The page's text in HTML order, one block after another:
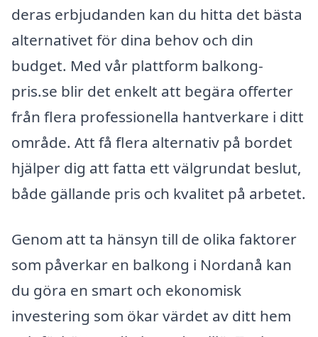
deras erbjudanden kan du hitta det bästa
alternativet för dina behov och din
budget. Med vår plattform balkong-
pris.se blir det enkelt att begära offerter
från flera professionella hantverkare i ditt
område. Att få flera alternativ på bordet
hjälper dig att fatta ett välgrundat beslut,
både gällande pris och kvalitet på arbetet.
Genom att ta hänsyn till de olika faktorer
som påverkar en balkong i Nordanå kan
du göra en smart och ekonomisk
investering som ökar värdet av ditt hem